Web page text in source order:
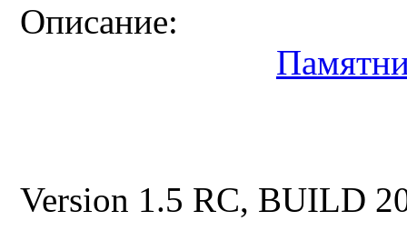
Описание:
Version 1.5 RC, BUILD